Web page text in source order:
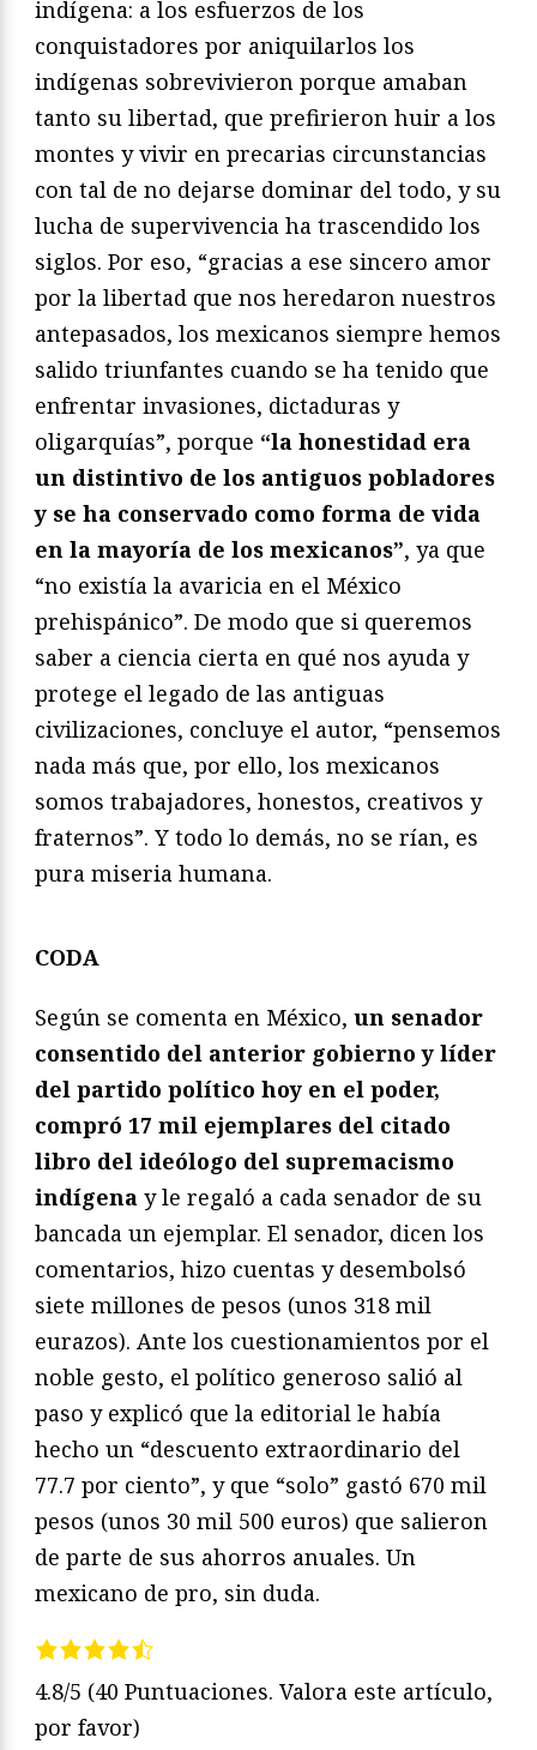
indígena: a los esfuerzos de los
conquistadores por aniquilarlos los
indígenas sobrevivieron porque amaban
tanto su libertad, que prefirieron huir a los
montes y vivir en precarias circunstancias
con tal de no dejarse dominar del todo, y su
lucha de supervivencia ha trascendido los
siglos. Por eso, “gracias a ese sincero amor
por la libertad que nos heredaron nuestros
antepasados, los mexicanos siempre hemos
salido triunfantes cuando se ha tenido que
enfrentar invasiones, dictaduras y
oligarquías”, porque “la honestidad era
un distintivo de los antiguos pobladores
y se ha conservado como forma de vida
en la mayoría de los mexicanos”, ya que
“no existía la avaricia en el México
prehispánico”. De modo que si queremos
saber a ciencia cierta en qué nos ayuda y
protege el legado de las antiguas
civilizaciones, concluye el autor, “pensemos
nada más que, por ello, los mexicanos
somos trabajadores, honestos, creativos y
fraternos”. Y todo lo demás, no se rían, es
pura miseria humana.
CODA
Según se comenta en México, un senador
consentido del anterior gobierno y líder
del partido político hoy en el poder,
compró 17 mil ejemplares del citado
libro del ideólogo del supremacismo
indígena y le regaló a cada senador de su
bancada un ejemplar. El senador, dicen los
comentarios, hizo cuentas y desembolsó
siete millones de pesos (unos 318 mil
eurazos). Ante los cuestionamientos por el
noble gesto, el político generoso salió al
paso y explicó que la editorial le había
hecho un “descuento extraordinario del
77.7 por ciento”, y que “solo” gastó 670 mil
pesos (unos 30 mil 500 euros) que salieron
de parte de sus ahorros anuales. Un
mexicano de pro, sin duda.
4.8/5 (40 Puntuaciones. Valora este artículo,
por favor)